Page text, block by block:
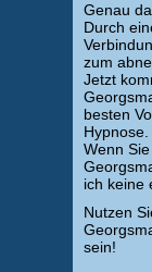
Genau
Durch
zum
Jetzt
besten
Hypnose.
Wenn
ich keine
Nutzen
sein!